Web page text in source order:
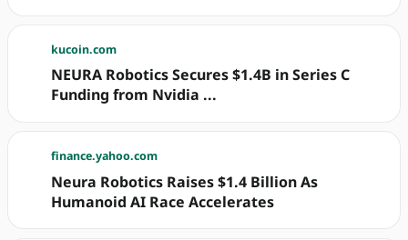
kucoin.com
NEURA Robotics Secures $1.4B in Series C
Funding from Nvidia ...
finance.yahoo.com
Neura Robotics Raises $1.4 Billion As
Humanoid AI Race Accelerates